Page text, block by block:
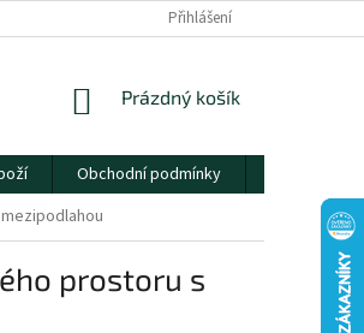
Přihlášení
NÁKUPNÍ
Prázdný košík
Obchodní podmínky
prostoru s